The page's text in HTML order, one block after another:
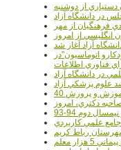
دستياري از دوشنبه
در دانشگاه آزاد
فرهنگيان از مهر
انگليسي از امروز
آزاد آغاز شد
اتوماسيون"در
فناوري اطلاعات
آموزش و پرورش
دکتري، امروز
دوم 94-93
جامع علمي کاربردي
رباط کريم
معلم